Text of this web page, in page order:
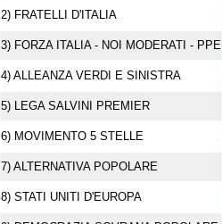
2) FRATELLI D'ITALIA
3) FORZA ITALIA - NOI MODERATI - PPE
4) ALLEANZA VERDI E SINISTRA
5) LEGA SALVINI PREMIER
6) MOVIMENTO 5 STELLE
7) ALTERNATIVA POPOLARE
8) STATI UNITI D'EUROPA